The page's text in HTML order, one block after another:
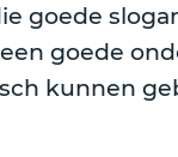
goede
goede
kunnen